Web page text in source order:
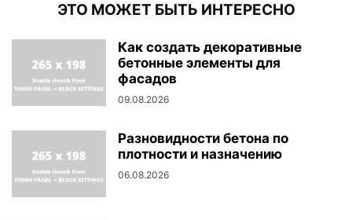
ЭТО МОЖЕТ БЫТЬ ИНТЕРЕСНО
Как создать декоративные
бетонные элементы для
фасадов
09.08.2026
Разновидности бетона по
плотности и назначению
06.08.2026